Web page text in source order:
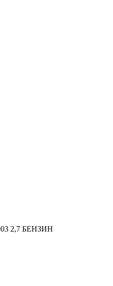
2,7 БЕНЗИН